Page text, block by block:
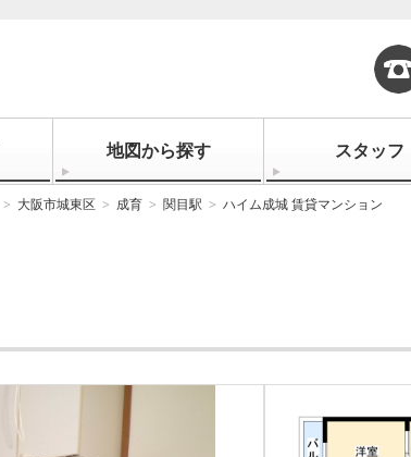
地図から探す スタッフ
大阪市城東区 成育 関目駅 ハイム成城 賃貸マンション